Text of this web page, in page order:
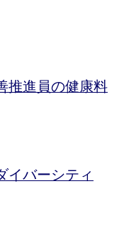
推進員の健康料
バーシティ